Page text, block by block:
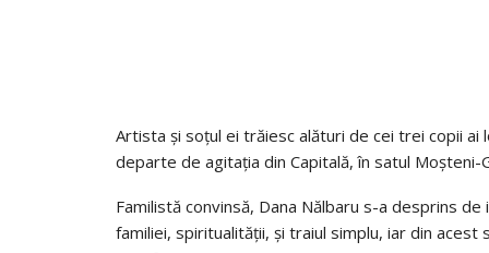
Artista și soțul ei trăiesc alături de cei trei copii ai
departe de agitația din Capitală, în satul
Familistă convinsă, Dana Nălbaru s-a desprins
familiei, spiritualității, și traiul simplu, iar din